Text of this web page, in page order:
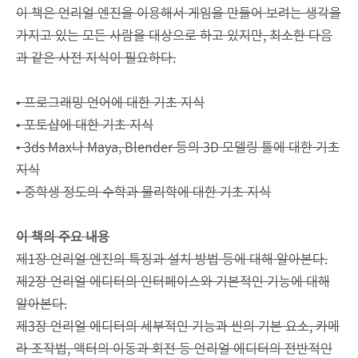
이 책은 언리얼 엔진을 이용해서 게임을 만들어 보려는 생각을
가지고 있는 모든 사람을 대상으로 하고 있지만, 최소한 다음
과 같은 사전 지식이 필요하다.
• 프로그래밍 언어에 대한 기초 지식
• 포토샵에 대한 기초 지식
• 3ds Max나 Maya, Blender 등의 3D 모델링 툴에 대한 기초
지식
• 중학생 정도의 수학과 물리학에 대한 기초 지식
이 책의 주요 내용
제1장 언리얼 엔진의 특징과 설치 방법 등에 대해 알아본다.
제2장 언리얼 에디터의 인터페이스와 기본적인 기능에 대해
알아본다.
제3장 언리얼 에디터의 세부적인 기능과 씬의 기본 요소, 카메
라 조작법, 액터의 이동과 회전 등 언리얼 에디터의 전반적인